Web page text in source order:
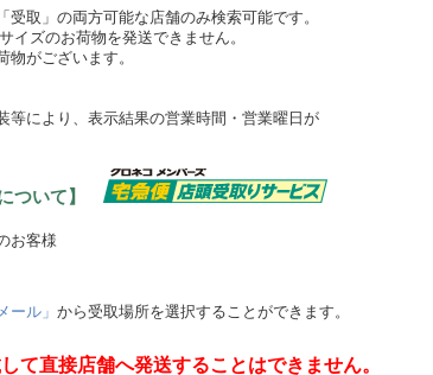
取」の両方可能な店舗のみ検索可能です。
ズのお荷物を発送できません。
がございます。
により、表示結果の営業時間・営業曜日が
ついて】
お客様
ール」 から受取場所を選択することができます。
て直接店舗へ発送することはできません。